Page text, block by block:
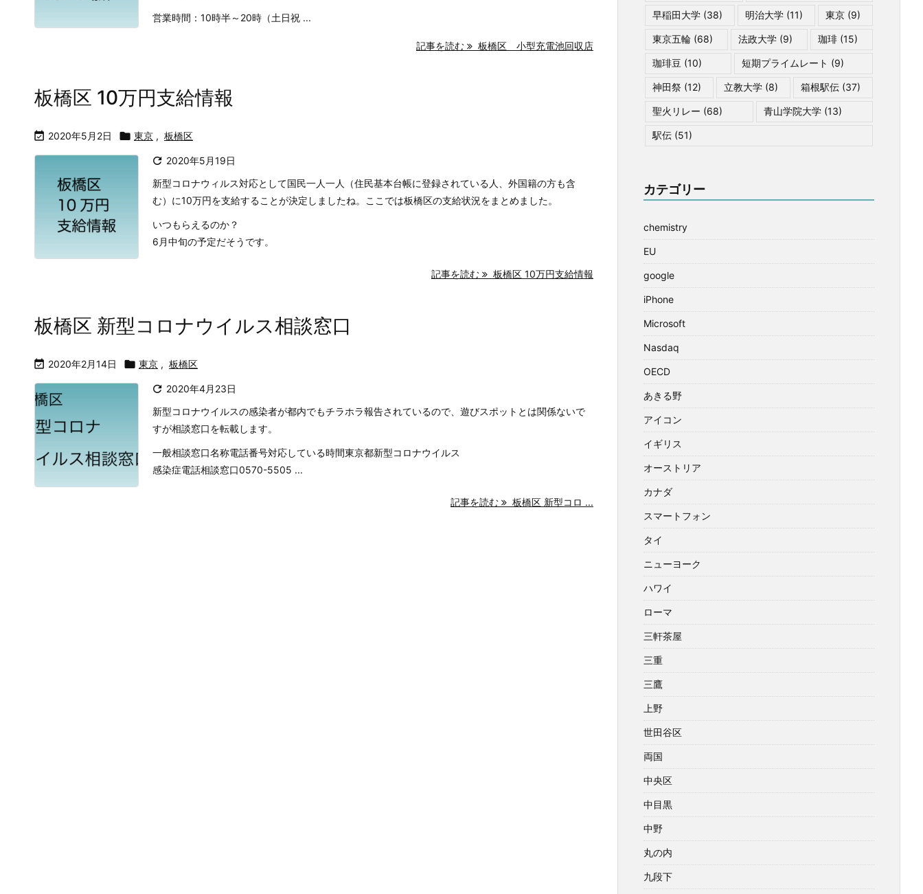
営業時間：10時半～20時（土日祝 ...
記事を読む 板橋区 小型充電池回収店
板橋区 10万円支給情報
 2020年5月2日  東京 , 板橋区
 2020年5月19日
新型コロナウィルス対応として国民一人一人（住民基本台帳に登録されている人、外国籍の方も含
む）に10万円を支給することが決定しましたね。ここでは板橋区の支給状況をまとめました。
いつもらえるのか？
6月中旬の予定だそうです。
記事を読む 板橋区 10万円支給情報
板橋区 新型コロナウイルス相談窓口
 2020年2月14日  東京 , 板橋区
 2020年4月23日
新型コロナウイルスの感染者が都内でもチラホラ報告されているので、遊びスポットとは関係ないで
すが相談窓口を転載します。
一般相談窓口名称電話番号対応している時間東京都新型コロナウイルス
感染症電話相談窓口0570-5505 ...
記事を読む 板橋区 新型コロ ...
早稲田大学 (38) 明治大学 (11) 東京 (9)
東京五輪 (68) 法政大学 (9) 珈琲 (15)
珈琲豆 (10) 短期プライムレート (9)
神田祭 (12) 立教大学 (8) 箱根駅伝 (37)
聖火リレー (68) 青山学院大学 (13)
駅伝 (51)
カテゴリー
chemistry
EU
google
iPhone
Microsoft
Nasdaq
OECD
あきる野
アイコン
イギリス
オーストリア
カナダ
スマートフォン
タイ
ニューヨーク
ハワイ
ローマ
三軒茶屋
三重
三鷹
上野
世田谷区
両国
中央区
中目黒
中野
丸の内
九段下